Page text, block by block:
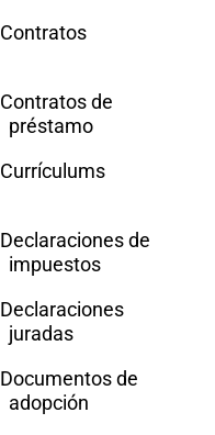
Contratos
Contratos de
préstamo
Currículums
Declaraciones de
impuestos
Declaraciones
juradas
Documentos de
adopción